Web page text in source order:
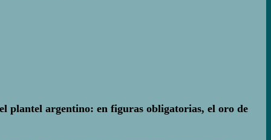
plantel argentino: en figuras obligatorias, el oro de